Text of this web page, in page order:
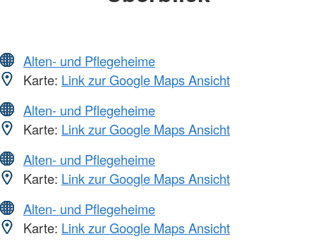
Alten- und Pflegeheime
Karte: Link zur Google Maps Ansicht
Alten- und Pflegeheime
Karte: Link zur Google Maps Ansicht
Alten- und Pflegeheime
Karte: Link zur Google Maps Ansicht
Alten- und Pflegeheime
Karte: Link zur Google Maps Ansicht